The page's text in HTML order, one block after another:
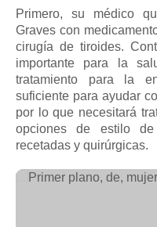
Primero, su médico
Graves con
cirugía de tiroides.
importante para la
tratamiento para la
suficiente para ayudar
por lo que necesitará
opciones de estilo
recetadas y quirúrgicas.